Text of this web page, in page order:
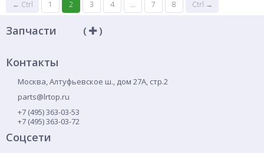
← Ctrl 1 2 3 4 ... 7 8 Ctrl →
Запчасти ( )
Контакты
Москва,Алтуфьевское ш., дом 27А, стр.2
parts@lrtop.ru
+7 (495) 363-03-53
+7 (495) 363-03-72
Соцсети